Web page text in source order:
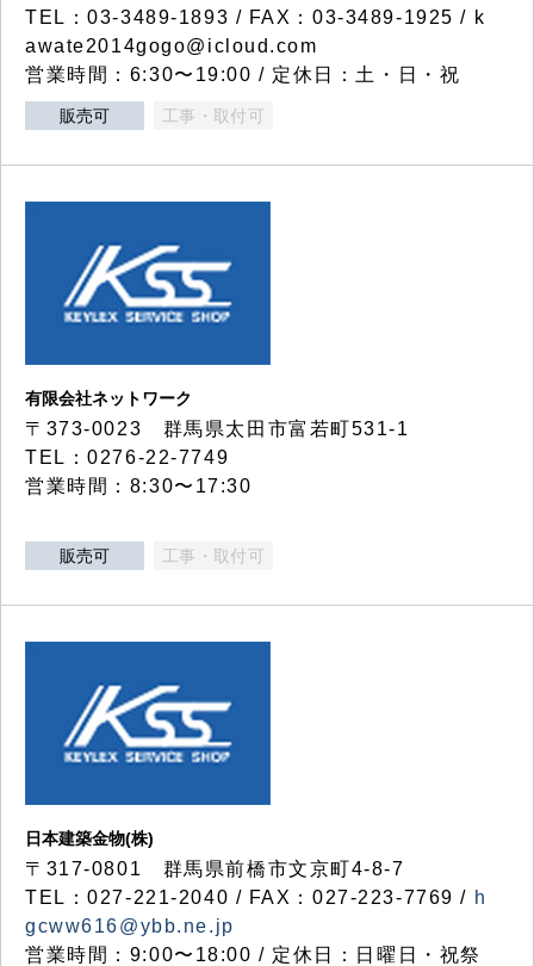
TEL：03-3489-1893 / FAX：03-3489-1925 / k
awate2014gogo@icloud.com
営業時間：6:30〜19:00 / 定休日：土・日・祝
販売可 工事・取付可
有限会社ネットワーク
〒373-0023 群馬県太田市富若町531-1
TEL：0276-22-7749
営業時間：8:30〜17:30
販売可 工事・取付可
日本建築金物(株)
〒317‐0801 群馬県前橋市文京町4-8-7
TEL：027-221-2040 / FAX：027-223-7769 / h
gcww616@ybb.ne.jp
営業時間：9:00〜18:00 / 定休日：日曜日・祝祭